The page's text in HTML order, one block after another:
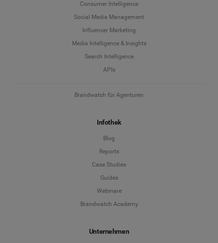
Consumer Intelligence
Social Media Management
Influencer Marketing
Media Intelligence & Insights
Search Intelligence
APIs
Brandwatch für Agenturen
Infothek
Blog
Reports
Case Studies
Guides
Webinare
Brandwatch Academy
Unternehmen